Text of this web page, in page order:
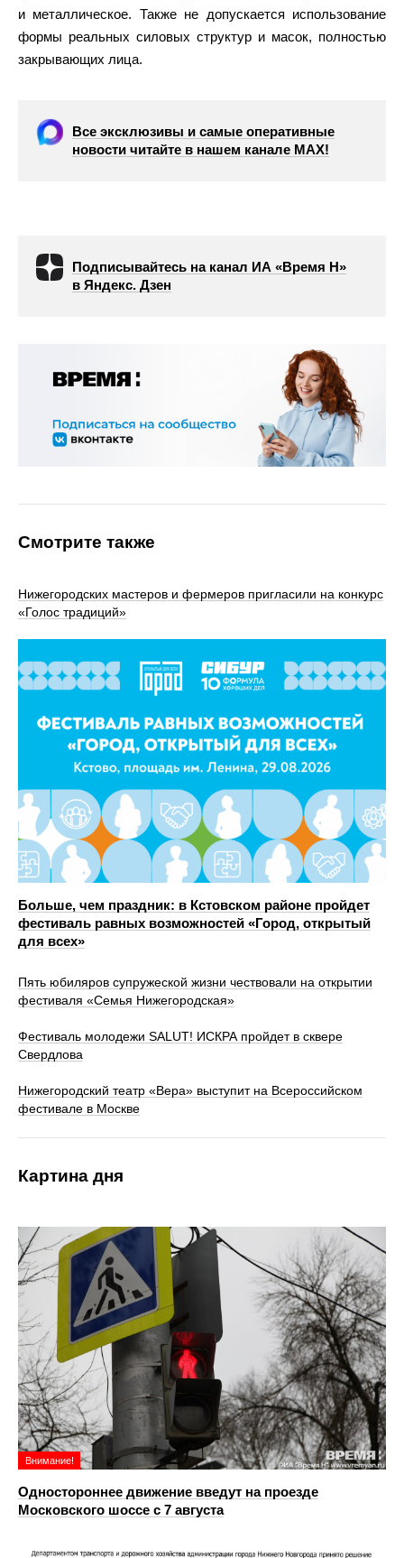
и металлическое. Также не допускается использование
формы реальных силовых структур и масок, полностью
закрывающих лица.
Все эксклюзивы и самые оперативные
новости читайте в нашем канале МАХ!
Подписывайтесь на канал ИА «Время Н»
в Яндекс. Дзен
Смотрите также
Нижегородских мастеров и фермеров пригласили на конкурс
«Голос традиций»
Больше, чем праздник: в Кстовском районе пройдет
фестиваль равных возможностей «Город, открытый
для всех»
Пять юбиляров супружеской жизни чествовали на открытии
фестиваля «Семья Нижегородская»
Фестиваль молодежи SALUT! ИСКРА пройдет в сквере
Свердлова
Нижегородский театр «Вера» выступит на Всероссийском
фестивале в Москве
Картина дня
Внимание!
Одностороннее движение введут на проезде
Московского шоссе с 7 августа